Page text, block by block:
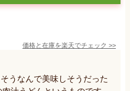
価格と在庫を楽天でチェック >>
うなんで美味しそうだった